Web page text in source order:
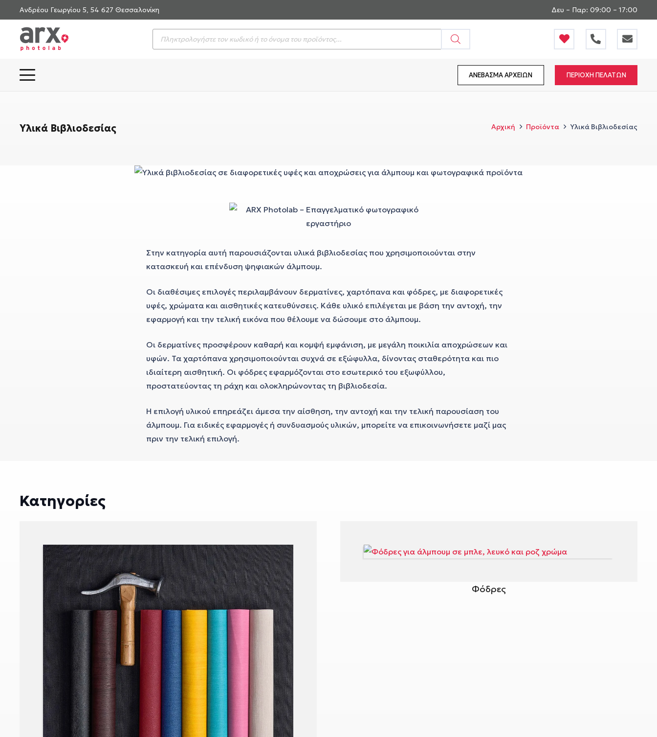
Ανδρέου Γεωργίου 5, 54 627 Θεσσαλονίκη Δευ – Παρ: 09:00 – 17:00
Products
search
ΑΝΕΒΑΣΜΑ ΑΡΧΕΙΩΝ ΠΕΡΙΟΧΗ ΠΕΛΑΤΩΝ
Υλικά Βιβλιοδεσίας Αρχική Προϊόντα Υλικά Βιβλιοδεσίας
Στην κατηγορία αυτή παρουσιάζονται υλικά βιβλιοδεσίας που χρησιμοποιούνται στην
κατασκευή και επένδυση ψηφιακών άλμπουμ.
Οι διαθέσιμες επιλογές περιλαμβάνουν δερματίνες, χαρτόπανα και φόδρες, με διαφορετικές
υφές, χρώματα και αισθητικές κατευθύνσεις. Κάθε υλικό επιλέγεται με βάση την αντοχή, την
εφαρμογή και την τελική εικόνα που θέλουμε να δώσουμε στο άλμπουμ.
Οι δερματίνες προσφέρουν καθαρή και κομψή εμφάνιση, με μεγάλη ποικιλία αποχρώσεων και
υφών. Τα χαρτόπανα χρησιμοποιούνται συχνά σε εξώφυλλα, δίνοντας σταθερότητα και πιο
ιδιαίτερη αισθητική. Οι φόδρες εφαρμόζονται στο εσωτερικό του εξωφύλλου,
προστατεύοντας τη ράχη και ολοκληρώνοντας τη βιβλιοδεσία.
Η επιλογή υλικού επηρεάζει άμεσα την αίσθηση, την αντοχή και την τελική παρουσίαση του
άλμπουμ. Για ειδικές εφαρμογές ή συνδυασμούς υλικών, μπορείτε να επικοινωνήσετε μαζί μας
πριν την τελική επιλογή.
Κατηγορίες
Φόδρες